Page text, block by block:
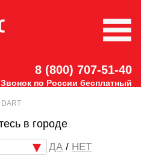
8 (800) 707-51-40
Звонок по России бесплатный
DART
в городе
/ НЕТ